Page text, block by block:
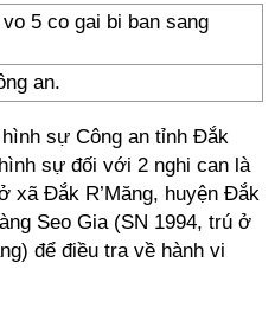
an.
sự Công an tỉnh Đắk
sự đối với 2 nghi can là
xã Đắk R’Măng, huyện Đắk
Seo Gia (SN 1994, trú ở
để điều tra về hành vi